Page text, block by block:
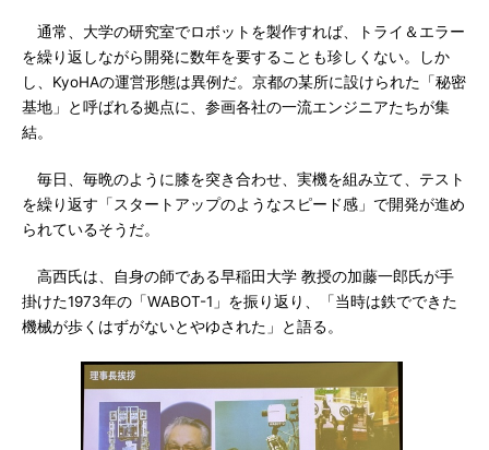
通常、大学の研究室でロボットを製作すれば、トライ＆エラー
を繰り返しながら開発に数年を要することも珍しくない。しか
し、KyoHAの運営形態は異例だ。京都の某所に設けられた「秘密
基地」と呼ばれる拠点に、参画各社の一流エンジニアたちが集
結。
毎日、毎晩のように膝を突き合わせ、実機を組み立て、テスト
を繰り返す「スタートアップのようなスピード感」で開発が進め
られているそうだ。
高西氏は、自身の師である早稲田大学 教授の加藤一郎氏が手
掛けた1973年の「WABOT-1」を振り返り、「当時は鉄でできた
機械が歩くはずがないとやゆされた」と語る。